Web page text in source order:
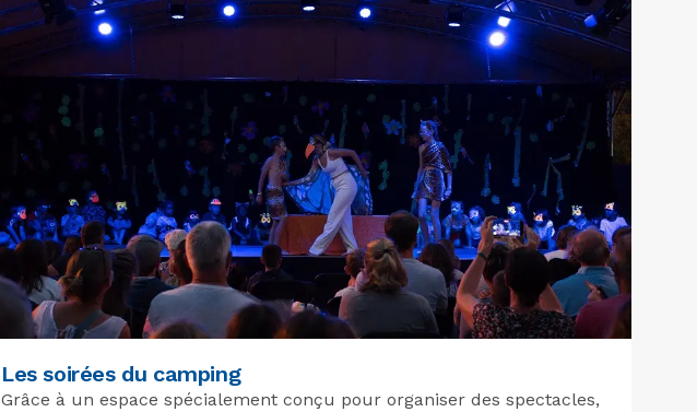
Les soirées du camping
Grâce à un espace spécialement conçu pour organiser des spectacles,